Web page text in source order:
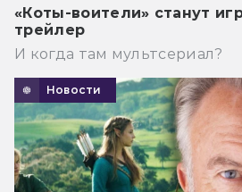
«Коты-воители» станут
трейлер
И когда там мультсериал?
Новости